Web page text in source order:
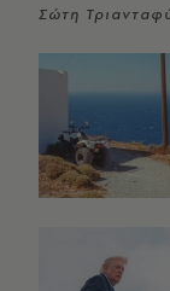
Σώτη